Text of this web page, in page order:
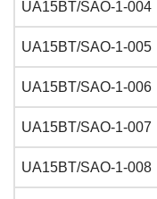
UA15BT/SAO-1-004
UA15BT/SAO-1-005
UA15BT/SAO-1-006
UA15BT/SAO-1-007
UA15BT/SAO-1-008